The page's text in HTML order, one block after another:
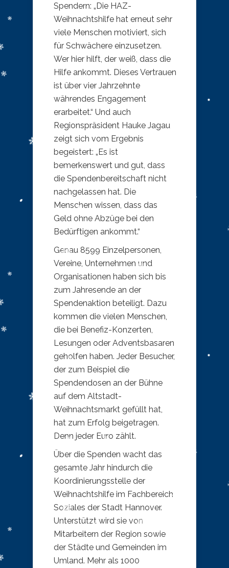
Spendern: „Die HAZ-
Weihnachtshilfe hat erneut sehr
viele Menschen motiviert, sich
für Schwächere einzusetzen.
Wer hier hilft, der weiß, dass die
Hilfe ankommt. Dieses Vertrauen
ist über vier Jahrzehnte
währendes Engagement
erarbeitet.“ Und auch
Regionspräsident Hauke Jagau
zeigt sich vom Ergebnis
begeistert: „Es ist
bemerkenswert und gut, dass
die Spendenbereitschaft nicht
nachgelassen hat. Die
Menschen wissen, dass das
Geld ohne Abzüge bei den
Bedürftigen ankommt.“
Genau 8599 Einzelpersonen,
Vereine, Unternehmen und
Organisationen haben sich bis
zum Jahresende an der
Spendenaktion beteiligt. Dazu
kommen die vielen Menschen,
die bei Benefiz-Konzerten,
Lesungen oder Adventsbasaren
geholfen haben. Jeder Besucher,
der zum Beispiel die
Spendendosen an der Bühne
auf dem Altstadt-
Weihnachtsmarkt gefüllt hat,
hat zum Erfolg beigetragen.
Denn jeder Euro zählt.
Über die Spenden wacht das
gesamte Jahr hindurch die
Koordinierungsstelle der
Weihnachtshilfe im Fachbereich
Soziales der Stadt Hannover.
Unterstützt wird sie von
Mitarbeitern der Region sowie
der Städte und Gemeinden im
Umland. Mehr als 1000